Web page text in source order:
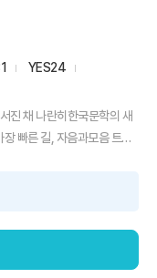
YES24
진 채 나란히한국문학의 새
빠른 길, 자음과모음 트리